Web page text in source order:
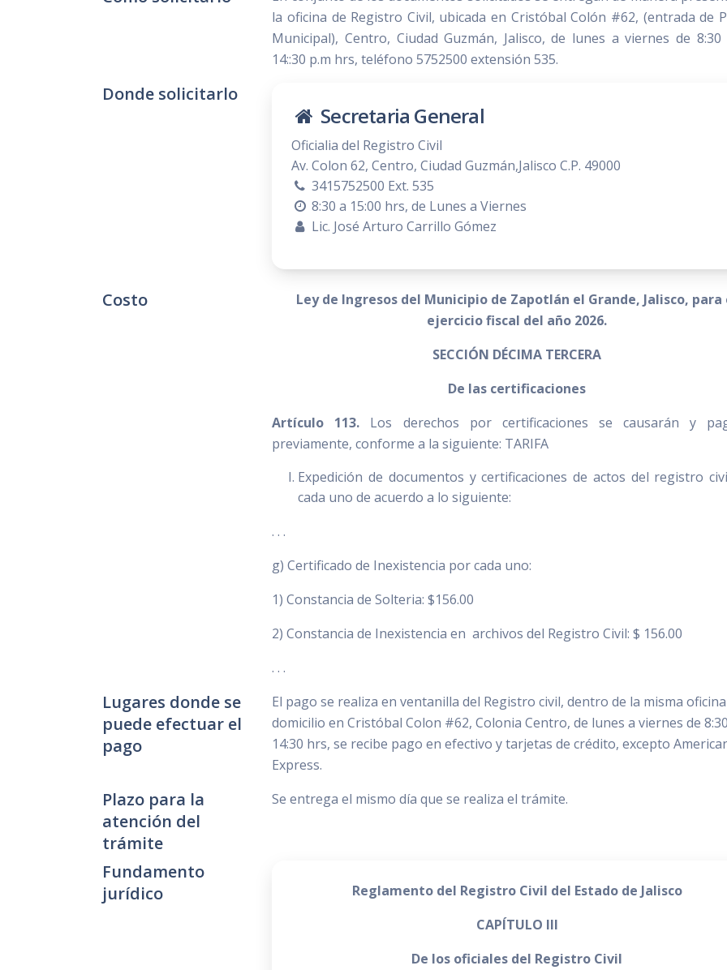
la oficina de Registro Civil, ubicada en Cristóbal Colón #62, (entrada de
Municipal), Centro, Ciudad Guzmán, Jalisco, de lunes a viernes de 8:30
14::30 p.m hrs, teléfono 5752500 extensión 535.
Donde solicitarlo
Secretaria General
Oficialia del Registro Civil
Av. Colon 62, Centro, Ciudad Guzmán,Jalisco C.P. 49000
3415752500 Ext. 535
8:30 a 15:00 hrs, de Lunes a Viernes
Lic. José Arturo Carrillo Gómez
Costo
Ley de Ingresos del Municipio de Zapotlán el Grande, Jalisco, para
ejercicio fiscal del año 2026.
SECCIÓN DÉCIMA TERCERA
De las certificaciones
Artículo 113. Los derechos por certificaciones se causarán y
previamente, conforme a la siguiente: TARIFA
Expedición de documentos y certificaciones de actos del registro
cada uno de acuerdo a lo siguiente:
. . .
g) Certificado de Inexistencia por cada uno:
1) Constancia de Solteria: $156.00
2) Constancia de Inexistencia en archivos del Registro Civil: $ 156.00
. . .
Lugares donde se
puede efectuar el
pago
El pago se realiza en ventanilla del Registro civil, dentro de la misma
domicilio en Cristóbal Colon #62, Colonia Centro, de lunes a viernes de
14:30 hrs, se recibe pago en efectivo y tarjetas de crédito, excepto
Express.
Plazo para la
atención del
trámite
Se entrega el mismo día que se realiza el trámite.
Fundamento
jurídico
Reglamento del Registro Civil del Estado de Jalisco
CAPÍTULO III
De los oficiales del Registro Civil